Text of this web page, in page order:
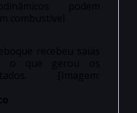
recebeu saias
o que gerou os
[Imagem: